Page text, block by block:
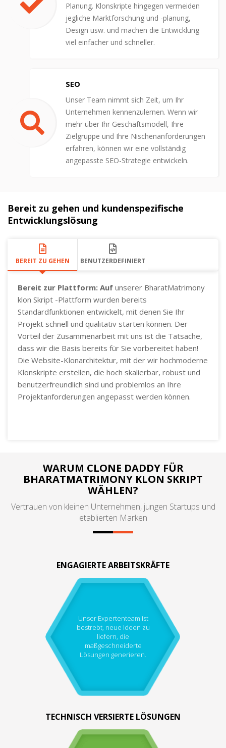
Planung. Klonskripte hingegen vermeiden
jegliche Marktforschung und -planung,
Design usw. und machen die Entwicklung
viel einfacher und schneller.
SEO
Unser Team nimmt sich Zeit, um Ihr
Unternehmen kennenzulernen. Wenn wir
mehr über Ihr Geschäftsmodell, Ihre
Zielgruppe und Ihre Nischenanforderungen
erfahren, können wir eine vollständig
angepasste SEO-Strategie entwickeln.
Bereit zu gehen und kundenspezifische
Entwicklungslösung
BEREIT ZU GEHEN BENUTZERDEFINIERT
Bereit zur Plattform: Auf unserer BharatMatrimony
klon Skript -Plattform wurden bereits
Standardfunktionen entwickelt, mit denen Sie Ihr
Projekt schnell und qualitativ starten können. Der
Vorteil der Zusammenarbeit mit uns ist die Tatsache,
dass wir die Basis bereits für Sie vorbereitet haben!
Die Website-Klonarchitektur, mit der wir hochmoderne
Klonskripte erstellen, die hoch skalierbar, robust und
benutzerfreundlich sind und problemlos an Ihre
Projektanforderungen angepasst werden können.
WARUM CLONE DADDY FÜR
BHARATMATRIMONY KLON SKRIPT
WÄHLEN?
Vertrauen von kleinen Unternehmen, jungen Startups und
etablierten Marken
ENGAGIERTE ARBEITSKRÄFTE
Unser Expertenteam ist
bestrebt, neue Ideen zu
liefern, die
maßgeschneiderte
Lösungen generieren.
TECHNISCH VERSIERTE LÖSUNGEN